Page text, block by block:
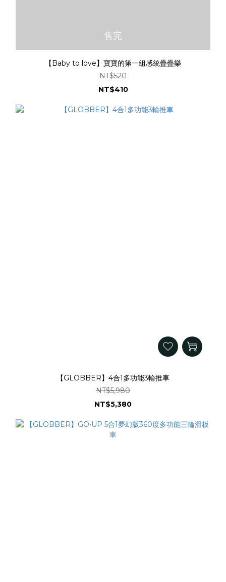
售完
【Baby to love】寶寶的第一組感統疊疊樂
NT$520
NT$410
【GLOBBER】4合1多功能3輪推車
NT$5,980
NT$5,380